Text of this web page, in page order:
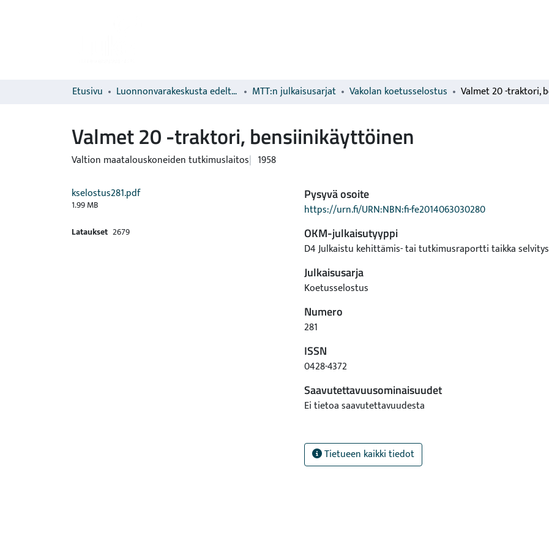
Etusivu Luonnonvarakeskusta edeltävien organisaatioiden sarjat MTT:n julkaisusarjat Vakolan koetusselostus
Valmet 20 -traktori, bensiinikäyttöinen
Valtion maatalouskoneiden tutkimuslaitos 1958
kselostus281.pdf
1.99 MB
Lataukset 2679
Pysyvä osoite
https://urn.fi/URN:NBN:fi-fe2014063030280
OKM-julkaisutyyppi
D4 Julkaistu kehittämis- tai tutkimusraportti taikka selvitys
Julkaisusarja
Koetusselostus
Numero
281
ISSN
0428-4372
Saavutettavuusominaisuudet
Ei tietoa saavutettavuudesta
Tietueen kaikki tiedot